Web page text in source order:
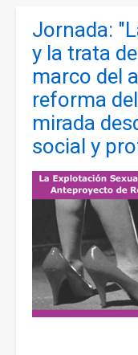
Sociedad
Civil
y
Naciones
Unidas:
Argentina
de
ayer
y
hoy
Jornada:
y la trata
marco del
reforma
mirada
social y